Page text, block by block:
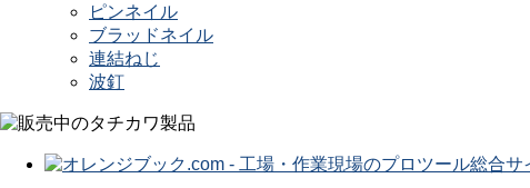
ピンネイル
ブラッドネイル
連結ねじ
波釘